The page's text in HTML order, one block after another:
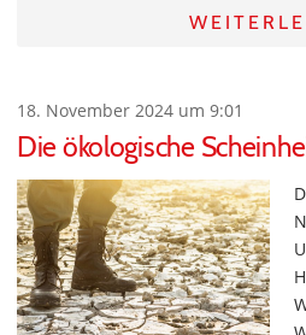
18. November 2024 um 9:01
Die ökologische